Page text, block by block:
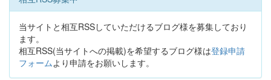
当サイトと相互RSSしていただけるブログ様を募集しており
ます。
相互RSS(当サイトへの掲載)を希望するブログ様は登録申請
フォームより申請をお願いします。